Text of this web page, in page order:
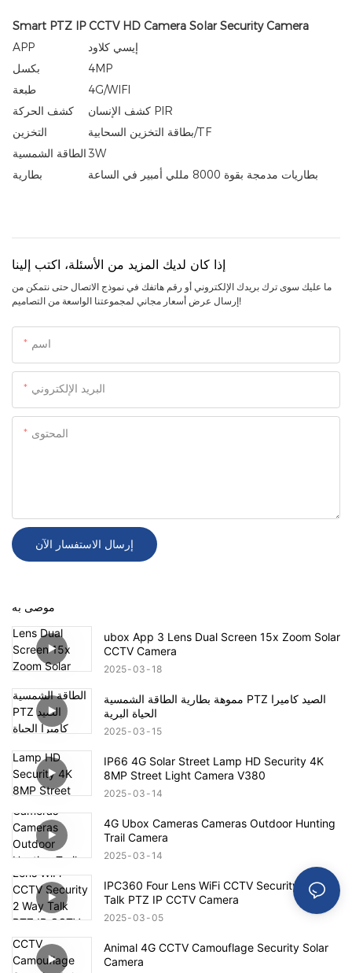
Smart PTZ IP CCTV HD Camera Solar Security Camera
APP
إيسي كلاود
بكسل
4MP
طبعة
4G/WIFI
كشف الحركة
كشف الإنسان PIR
التخزين
بطاقة التخزين السحابية/TF
الطاقة الشمسية3W
بطارية
بطاريات مدمجة بقوة 8000 مللي أمبير في الساعة
إذا كان لديك المزيد من الأسئلة، اكتب إلينا
ما عليك سوى ترك بريدك الإلكتروني أو رقم هاتفك في نموذج الاتصال حتى نتمكن من
إرسال عرض أسعار مجاني لمجموعتنا الواسعة من التصاميم!
اسم
البريد الإلكتروني
المحتوى
إرسال الاستفسار الآن
موصى به
ubox App 3 Lens Dual Screen 15x Zoom Solar
CCTV Camera
2025 03 18
مموهة بطارية الطاقة الشمسية PTZ الصيد كاميرا
الحياة البرية
2025 03 15
IP66 4G Solar Street Lamp HD Security 4K
8MP Street Light Camera V380
2025 03 14
4G Ubox Cameras Cameras Outdoor Hunting
Trail Camera
2025 03 14
IPC360 Four Lens WiFi CCTV Security 2 Way
Talk PTZ IP CCTV Camera
2025 03 05
Animal 4G CCTV Camouflage Security Solar
Camera